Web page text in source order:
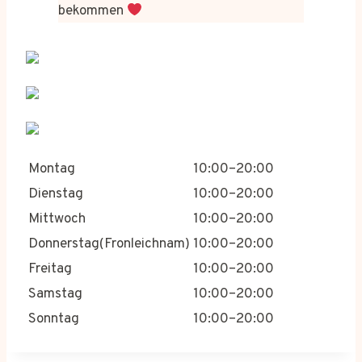
bekommen
Montag
10:00–20:00
Dienstag
10:00–20:00
Mittwoch
10:00–20:00
Donnerstag(Fronleichnam) 10:00–20:00
Freitag
10:00–20:00
Samstag
10:00–20:00
Sonntag
10:00–20:00